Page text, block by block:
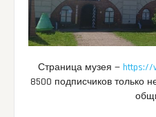
Страница музея — https://
8500 подписчиков только